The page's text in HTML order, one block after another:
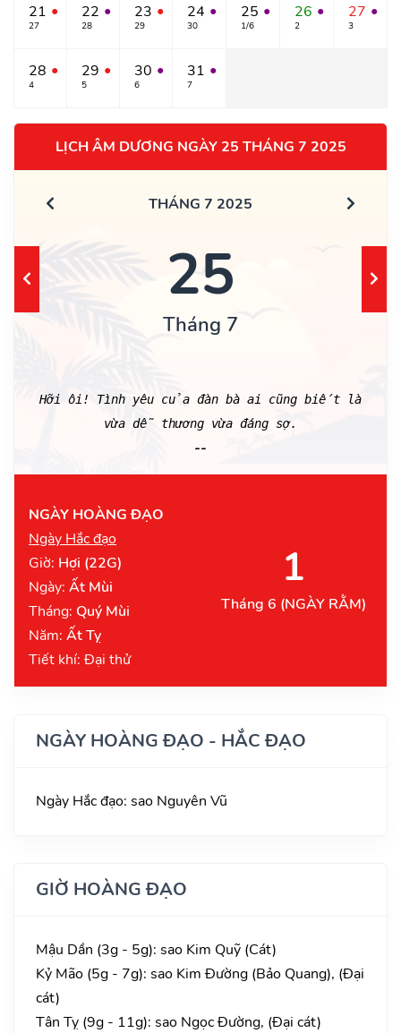
21 ●
27
22 ●
28
23 ●
29
24 ●
30
25 ●
1/6
26 ●
2
27 ●
3
28 ●
4
29 ●
5
30 ●
6
31 ●
7
LỊCH ÂM DƯƠNG NGÀY 25 THÁNG 7 2025
THÁNG 7 2025
25
Tháng 7
Hỡi ôi! Tình yêu của đàn bà ai cũng biết là
vừa dễ thương vừa đáng sợ.
--
NGÀY HOÀNG ĐẠO
Ngày Hắc đạo
Giờ: Hợi (22G)
Ngày: Ất Mùi
Tháng: Quý Mùi
Năm: Ất Tỵ
Tiết khí: Đại thử
1
Tháng 6 (NGÀY RẰM)
NGÀY HOÀNG ĐẠO - HẮC ĐẠO
Ngày Hắc đạo: sao Nguyên Vũ
GIỜ HOÀNG ĐẠO
Mậu Dần (3g - 5g): sao Kim Quỹ (Cát)
Kỷ Mão (5g - 7g): sao Kim Đường (Bảo Quang), (Đại
cát)
Tân Tỵ (9g - 11g): sao Ngọc Đường, (Đại cát)